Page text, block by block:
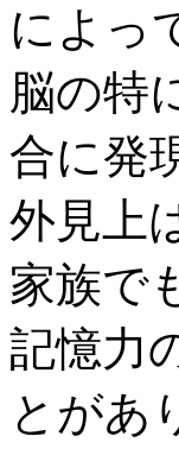
によっ
脳の特
合に発
外見上
家族で
記憶力
とがあ